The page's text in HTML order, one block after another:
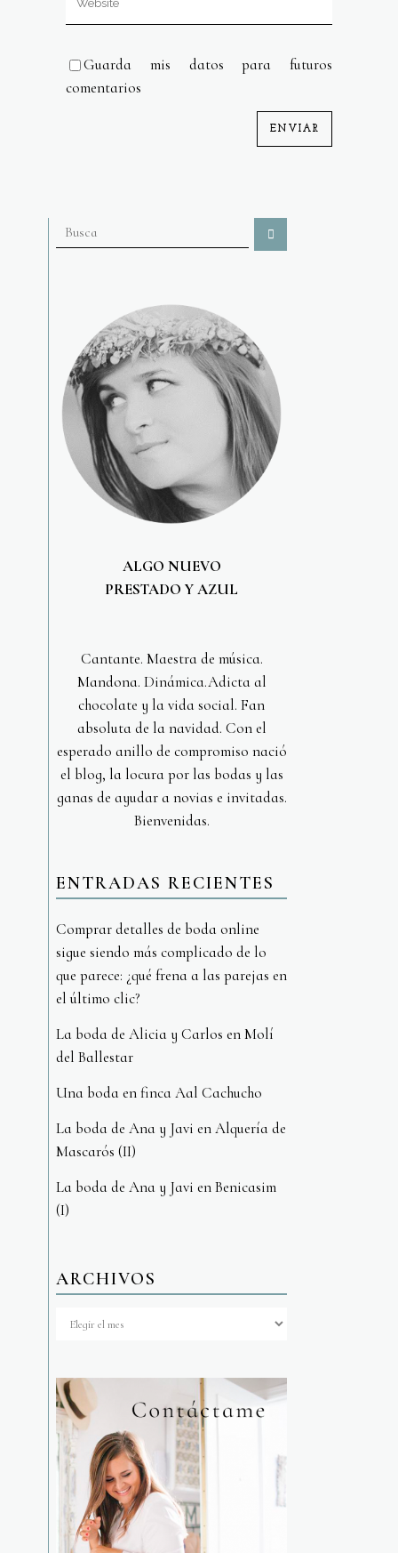
Guarda mis datos para futuros
comentarios
ALGO NUEVO
PRESTADO Y AZUL
Cantante. Maestra de música.
Mandona. Dinámica.Adicta al
chocolate y la vida social. Fan
absoluta de la navidad. Con el
esperado anillo de compromiso nació
el blog, la locura por las bodas y las
ganas de ayudar a novias e invitadas.
Bienvenidas.
ENTRADAS RECIENTES
Comprar detalles de boda online
sigue siendo más complicado de lo
que parece: ¿qué frena a las parejas en
el último clic?
La boda de Alicia y Carlos en Molí
del Ballestar
Una boda en finca Aal Cachucho
La boda de Ana y Javi en Alquería de
Mascarós (II)
La boda de Ana y Javi en Benicasim
(I)
ARCHIVOS